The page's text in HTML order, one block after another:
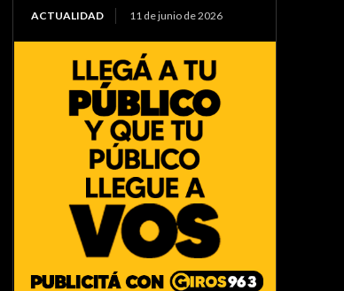
ACTUALIDAD 11 de junio de 2026